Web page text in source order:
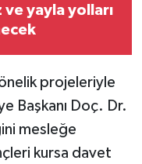
ve yayla yolları
projeleriyle
Başkanı Doç. Dr.
mesleğe
kursa davet